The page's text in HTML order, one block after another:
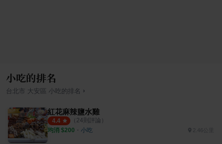
小吃的排名
台北市 大安區 小吃 的排名 ›
紅花麻辣鹽水雞
4.4 （ 24則評論）
均消 $200 ・ 小吃 2.46公里